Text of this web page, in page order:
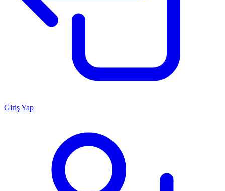
Giriş Yap